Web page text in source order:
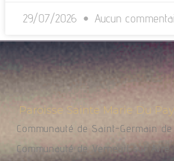
29/07/2026 Aucun
Paroisse Sainte Marie Du
Communauté de Saint-Germain
Communauté de Verneuil sur Avre